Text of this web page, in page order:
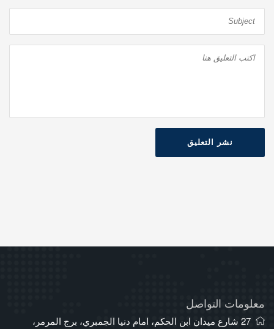
نشر التعليق
معلومات التواصل
27 شارع ميدان ابن الحكم، امام دنيا الجمبري، برج المرمر،